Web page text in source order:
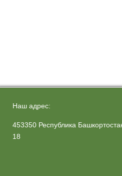
Наш адрес:
453350 Республика
18